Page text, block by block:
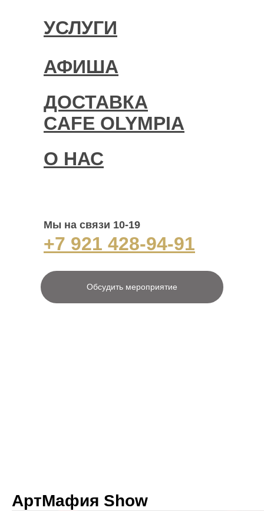
УСЛУГИ
АФИША
ДОСТАВКА
CAFE OLYMPIA
О НАС
Мы на связи 10-19
+7 921 428-94-91
Обсудить мероприятие
АртМафия Show